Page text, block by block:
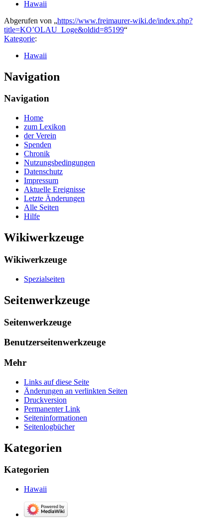
Hawaii
Abgerufen von „https://www.freimaurer-wiki.de/index.php?
title=KO’OLAU_Loge&oldid=85199“
Kategorie:
Hawaii
Navigation
Navigation
Home
zum Lexikon
der Verein
Spenden
Chronik
Nutzungsbedingungen
Datenschutz
Impressum
Aktuelle Ereignisse
Letzte Änderungen
Alle Seiten
Hilfe
Wikiwerkzeuge
Wikiwerkzeuge
Spezialseiten
Seitenwerkzeuge
Seitenwerkzeuge
Benutzerseitenwerkzeuge
Mehr
Links auf diese Seite
Änderungen an verlinkten Seiten
Druckversion
Permanenter Link
Seiten­­informationen
Seitenlogbücher
Kategorien
Kategorien
Hawaii